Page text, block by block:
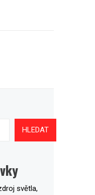
HLEDAT
světla,